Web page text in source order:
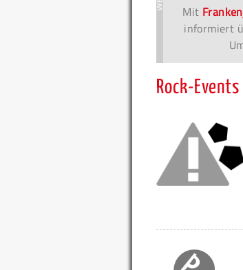
Mit
informiert
Rock-Events